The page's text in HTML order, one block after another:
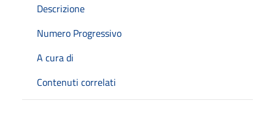
Descrizione
Numero Progressivo
A cura di
Contenuti correlati